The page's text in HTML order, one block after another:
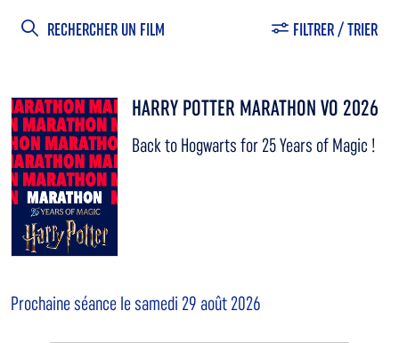
RECHERCHER UN FILM FILTRER / TRIER
HARRY POTTER MARATHON VO 2026
Back to Hogwarts for 25 Years of Magic !
Prochaine séance le samedi 29 août 2026